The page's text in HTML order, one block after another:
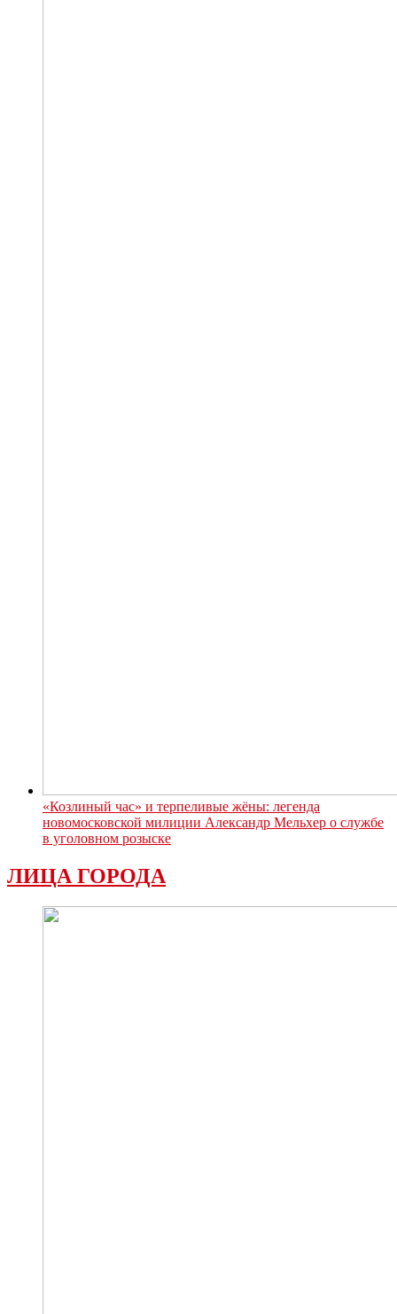
«Козлиный час» и терпеливые жёны: легенда
новомосковской милиции Александр Мельхер о службе
в уголовном розыске
ЛИЦА ГОРОДА